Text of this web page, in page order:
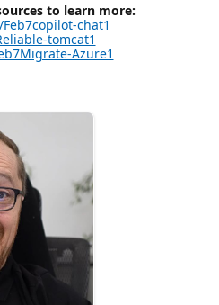
to learn more:
chat1
tomcat1
Azure1